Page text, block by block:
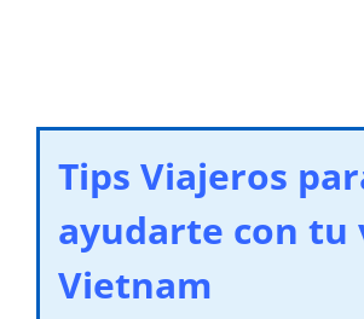
Tips Viajeros
ayudarte con tu
Vietnam